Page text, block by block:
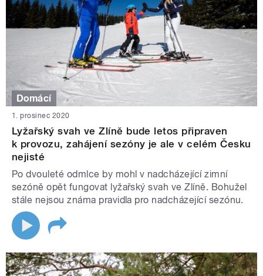
Domácí
1. prosinec 2020
Lyžařský svah ve Zlíně bude letos připraven
k provozu, zahájení sezóny je ale v celém Česku
nejisté
Po dvouleté odmlce by mohl v nadcházející zimní
sezóně opět fungovat lyžařský svah ve Zlíně. Bohužel
stále nejsou známa pravidla pro nadcházející sezónu.